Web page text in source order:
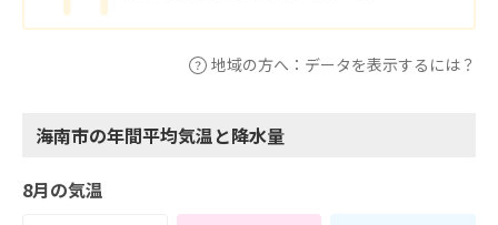
地域の方へ：データを表示するには？
海南市の年間平均気温と降水量
8月の気温